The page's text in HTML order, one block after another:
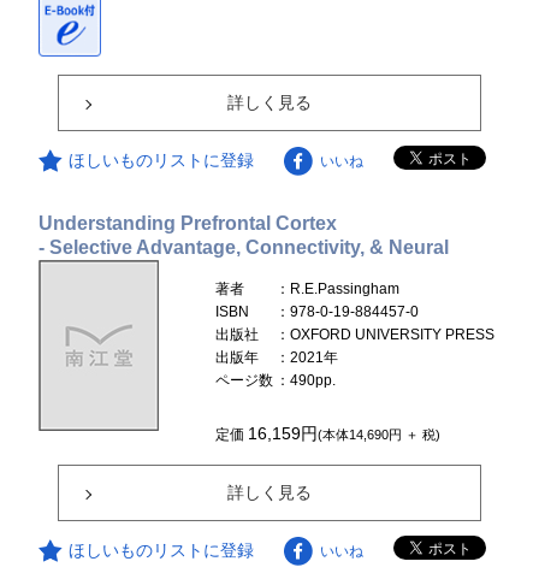
詳しく見る
ほしいものリストに登録 いいね
Understanding Prefrontal Cortex
- Selective Advantage, Connectivity, & Neural
著者
：R.E.Passingham
ISBN
：978-0-19-884457-0
出版社
：OXFORD UNIVERSITY PRESS
出版年
：2021年
ページ数 ：490pp.
定価 16,159円(本体14,690円 ＋ 税)
詳しく見る
ほしいものリストに登録 いいね